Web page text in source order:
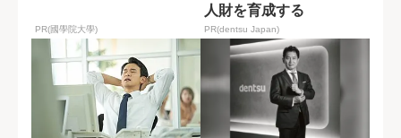
PR(國學院大學)
人財を育成する
PR(dentsu Japan)